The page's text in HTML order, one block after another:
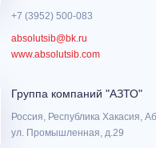
+7 (3952) 500-083
absolutsib@bk.ru
www.absolutsib.com
Группа компаний "АЗТО"
Россия, Республика Хакасия,
ул. Промышленная, д.29